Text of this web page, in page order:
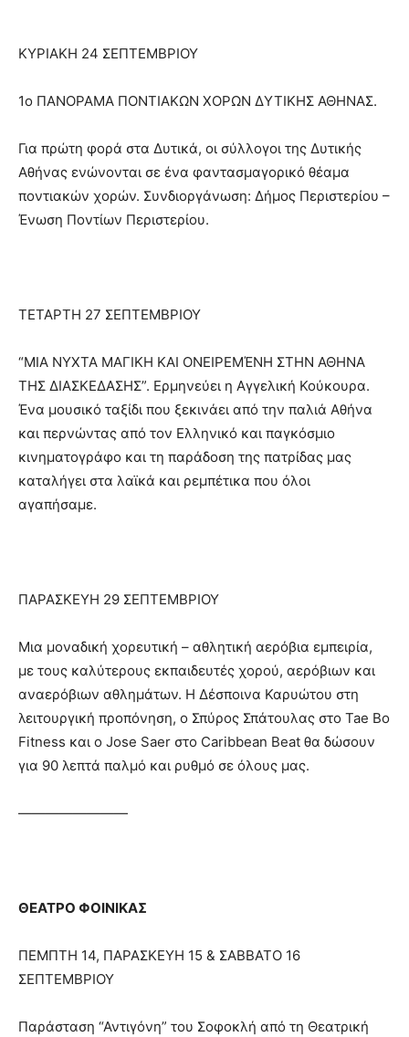
ΚΥΡΙΑΚΗ 24 ΣΕΠΤΕΜΒΡΙΟΥ
1ο ΠΑΝΟΡΑΜΑ ΠΟΝΤΙΑΚΩΝ ΧΟΡΩΝ ΔΥΤΙΚΗΣ ΑΘΗΝΑΣ.
Για πρώτη φορά στα Δυτικά, οι σύλλογοι της Δυτικής
Αθήνας ενώνονται σε ένα φαντασμαγορικό θέαμα
ποντιακών χορών. Συνδιοργάνωση: Δήμος Περιστερίου –
Ένωση Ποντίων Περιστερίου.
ΤΕΤΑΡΤΗ 27 ΣΕΠΤΕΜΒΡΙΟΥ
“ΜΙΑ ΝΥΧΤΑ ΜΑΓΙΚΗ ΚΑΙ ΟΝΕΙΡΕΜΈΝΗ ΣΤΗΝ ΑΘΗΝΑ
ΤΗΣ ΔΙΑΣΚΕΔΑΣΗΣ”. Ερμηνεύει η Αγγελική Κούκουρα.
Ένα μουσικό ταξίδι που ξεκινάει από την παλιά Αθήνα
και περνώντας από τον Ελληνικό και παγκόσμιο
κινηματογράφο και τη παράδοση της πατρίδας μας
καταλήγει στα λαϊκά και ρεμπέτικα που όλοι
αγαπήσαμε.
ΠΑΡΑΣΚΕΥΗ 29 ΣΕΠΤΕΜΒΡΙΟΥ
Μια μοναδική χορευτική – αθλητική αερόβια εμπειρία,
με τους καλύτερους εκπαιδευτές χορού, αερόβιων και
αναερόβιων αθλημάτων. Η Δέσποινα Καρυώτου στη
λειτουργική προπόνηση, ο Σπύρος Σπάτουλας στο Tae Bo
Fitness και ο Jose Saer στο Caribbean Beat θα δώσουν
για 90 λεπτά παλμό και ρυθμό σε όλους μας.
————————
ΘΕΑΤΡΟ ΦΟΙΝΙΚΑΣ
ΠΕΜΠΤΗ 14, ΠΑΡΑΣΚΕΥΗ 15 & ΣΑΒΒΑΤΟ 16
ΣΕΠΤΕΜΒΡΙΟΥ
Παράσταση “Αντιγόνη” του Σοφοκλή από τη Θεατρική